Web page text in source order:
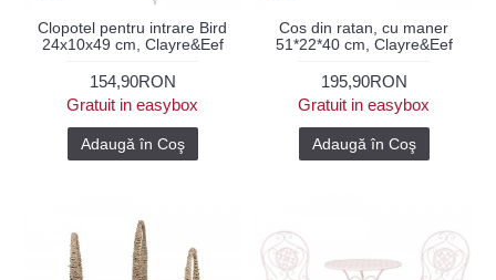
Clopotel pentru intrare Bird
24x10x49 cm, Clayre&Eef
154,90RON
Gratuit in easybox
Adaugă în Coş
Cos din ratan, cu maner
51*22*40 cm, Clayre&Eef
195,90RON
Gratuit in easybox
Adaugă în Coş